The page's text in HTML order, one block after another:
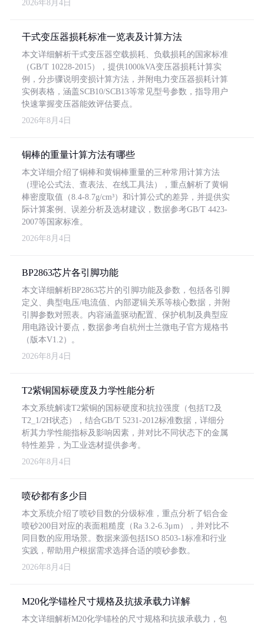
2026年8月4日
干式变压器损耗标准一览表及计算方法
本文详细解析干式变压器空载损耗、负载损耗的国家标准
（GB/T 10228-2015），提供1000kVA变压器损耗计算实
例，分步骤说明变损计算方法，并附电力变压器损耗计算
实例表格，涵盖SCB10/SCB13等常见型号参数，指导用户
快速掌握变压器能效评估要点。
2026年8月4日
铜棒的重量计算方法有哪些
本文详细介绍了铜棒和黄铜棒重量的三种常用计算方法
（理论公式法、查表法、在线工具法），重点解析了黄铜
棒密度取值（8.4-8.7g/cm³）和计算公式的差异，并提供实
际计算案例、误差分析及选材建议，数据参考GB/T 4423-
2007等国家标准。
2026年8月4日
BP2863芯片各引脚功能
本文详细解析BP2863芯片的引脚功能及参数，包括各引脚
定义、典型电压/电流值、内部逻辑关系等核心数据，并附
引脚参数对照表。内容涵盖驱动配置、保护机制及典型应
用电路设计要点，数据参考自杭州士兰微电子官方规格书
（版本V1.2）。
2026年8月4日
T2紫铜国标硬度及力学性能分析
本文系统解读T2紫铜的国标硬度和抗拉强度（包括T2及
T2_1/2H状态），结合GB/T 5231-2012标准数据，详细分
析其力学性能指标及影响因素，并对比不同状态下的金属
特性差异，为工业选材提供参考。
2026年8月4日
喷砂都有多少目
本文系统介绍了喷砂目数的分级标准，重点分析了铝合金
喷砂200目对应的表面粗糙度（Ra 3.2-6.3μm），并对比不
同目数的应用场景。数据来源包括ISO 8503-1标准和行业
实践，帮助用户根据需求选择合适的喷砂参数。
2026年8月4日
M20化学锚栓尺寸规格及抗拔承载力详解
本文详细解析M20化学锚栓的尺寸规格和抗拔承载力，包